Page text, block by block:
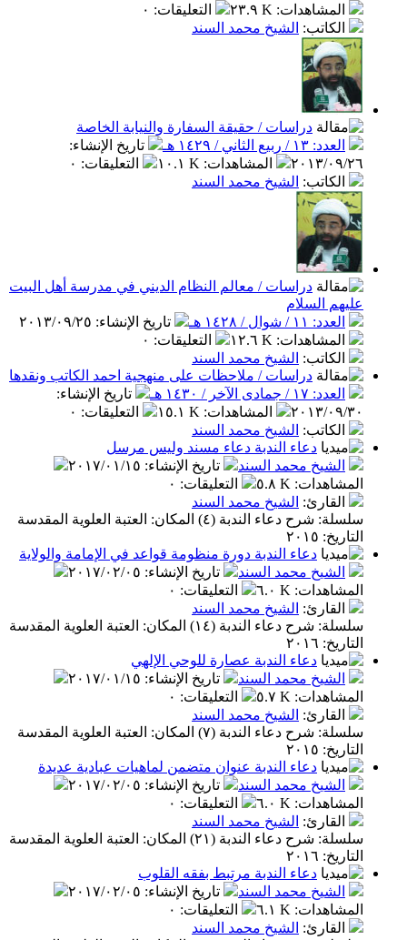
: ٢٣.٩ K التعليقات:٠
الشيخ محمد السند
دراسات / حقيقة السفارة والنيابة الخاصة
تاريخ الإنشاء :
المشاهدات: ١٠.١ K التعليقات:٠
الشيخ محمد السند
دراسات / معالم النظام الديني في مدرسة أهل البيت
السلام
تاريخ الإنشاء :٢٠١٣/٠٩/٢٥
: ١٢.٦ K التعليقات:٠
الشيخ محمد السند
دراسات / ملاحظات على منهجية احمد الكاتب ونقدها
تاريخ الإنشاء :
المشاهدات: ١٥.١ K التعليقات:٠
الشيخ محمد السند
دعاء الندبة دعاء مسند وليس مرسل
محمد السند
تاريخ الإنشاء :٢٠١٧/٠١/١٥
٥.٨ K التعليقات:٠
الشيخ محمد السند
سلسلة: شرح دعاء الندبة (٤) المكان: العتبة العلوية المقدسة
دعاء الندبة دورة منظومة قواعد في الإمامة والولاية
محمد السند
تاريخ الإنشاء :٢٠١٧/٠٢/٠٥
٦.٠ K التعليقات:٠
الشيخ محمد السند
سلسلة: شرح دعاء الندبة (١٤) المكان: العتبة العلوية المقدسة
دعاء الندبة عصارة للوحي الإلهي
محمد السند
تاريخ الإنشاء :٢٠١٧/٠١/١٥
٥.٧ K التعليقات:٠
الشيخ محمد السند
سلسلة: شرح دعاء الندبة (٧) المكان: العتبة العلوية المقدسة
دعاء الندبة عنوان متضمن لماهيات عبادية عديدة
محمد السند
تاريخ الإنشاء :٢٠١٧/٠٢/٠٥
٦.٠ K التعليقات:٠
الشيخ محمد السند
سلسلة: شرح دعاء الندبة (٢١) المكان: العتبة العلوية المقدسة
دعاء الندبة مرتبط بفقه القلوب
محمد السند
تاريخ الإنشاء :٢٠١٧/٠٢/٠٥
٦.١ K التعليقات:٠
الشيخ محمد السند